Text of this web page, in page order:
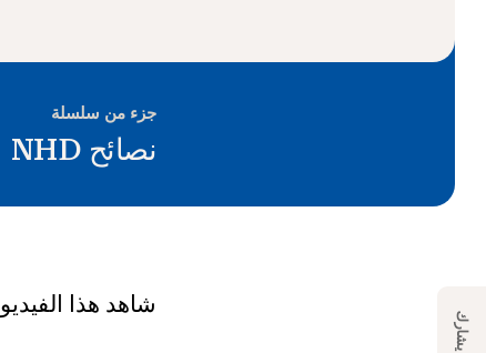
جزء من سلسلة
نصائح NHD
شاهد هذا
يشارك